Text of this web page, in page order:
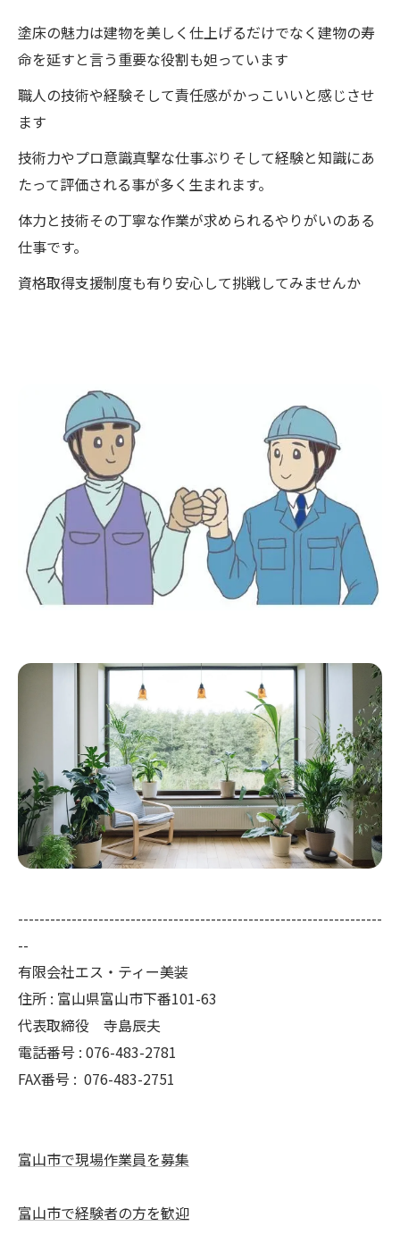
塗床の魅力は建物を美しく仕上げるだけでなく建物の寿
命を延すと言う重要な役割も妲っています
職人の技術や経験そして責任感がかっこいいと感じさせ
ます
技術力やプロ意識真撃な仕事ぶりそして経験と知識にあ
たって評価される事が多く生まれます。
体力と技術その丁寧な作業が求められるやりがいのある
仕事です。
資格取得支援制度も有り安心して挑戦してみませんか
--------------------------------------------------------------------
--
有限会社エス・ティー美装
住所 : 富山県富山市下番101-63
代表取締役 寺島辰夫
電話番号 : 076-483-2781
FAX番号 : 076-483-2751
富山市で現場作業員を募集
富山市で経験者の方を歓迎